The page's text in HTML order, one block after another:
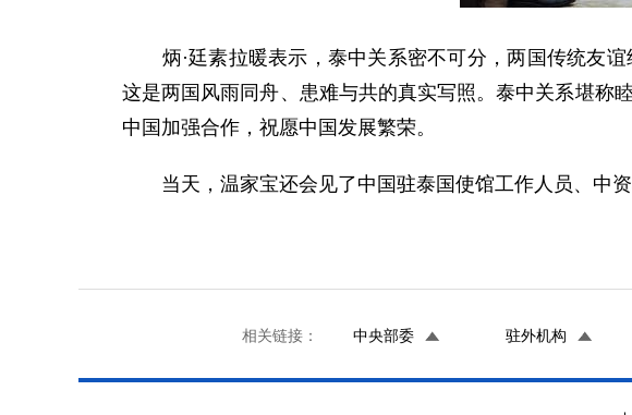
炳·廷素拉暖表示，泰中关系密不可分，两国传统友谊
这是两国风雨同舟、患难与共的真实写照。泰中关系堪称
中国加强合作，祝愿中国发展繁荣。
当天，温家宝还会见了中国驻泰国使馆工作人员、中资
相关链接： 中央部委 驻外机构